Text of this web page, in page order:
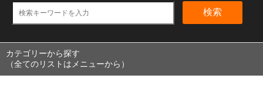
検索
カテゴリーから探す
（全てのリストはメニューから）